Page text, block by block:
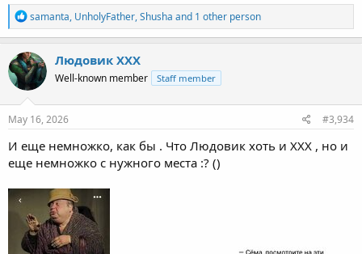
R
e
a
c
t
i
o
n
s
samanta, UnholyFather,Shusha and 1 other person
Людовик ХХХ
Well-known member Staff member
May 16, 2026 #3,934
И еще немножко, как бы . Что Людовик хоть и ХХХ , но и
еще немножко с нужного места :? ()